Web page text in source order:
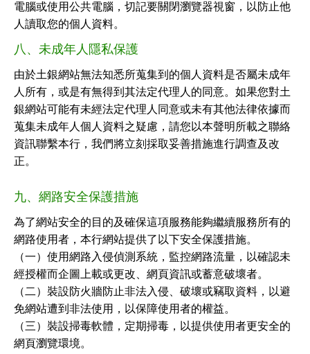
電腦或使用公共電腦，切記要關閉瀏覽器視窗，以防止他
人讀取您的個人資料。
八、未成年人隱私保護
由於土銀網站無法知悉所蒐集到的個人資料是否屬未成年
人所有，或是有無得到其法定代理人的同意。如果您對土
銀網站可能有未經法定代理人同意或未有其他法律依據而
蒐集未成年人個人資料之疑慮，請您以本聲明所載之聯絡
資訊聯繫本行，我們將立刻採取妥善措施進行調查及改
正。
九、網路安全保護措施
為了網站安全的目的及確保這項服務能夠繼續服務所有的
網路使用者，本行網站提供了以下安全保護措施。
（一）使用網路入侵偵測系統，監控網路流量，以確認未
經授權而企圖上載或更改、網頁資訊或蓄意破壞者。
（二）裝設防火牆防止非法入侵、破壞或竊取資料，以避
免網站遭到非法使用，以保障使用者的權益。
（三）裝設掃毒軟體，定期掃毒，以提供使用者更安全的
網頁瀏覽環境。